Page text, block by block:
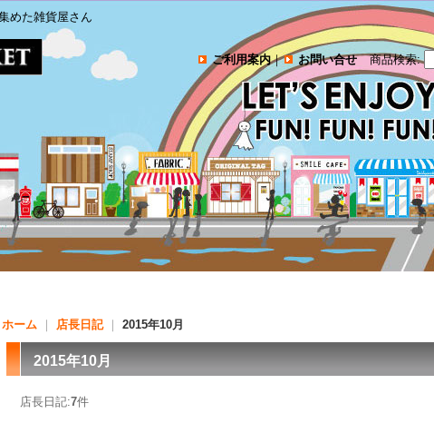
めた雑貨屋さん
ご利用案内｜ お問い合せ 商品検索:
ホーム 店長日記｜ 2015年10月
2015年10月
店長日記:7件